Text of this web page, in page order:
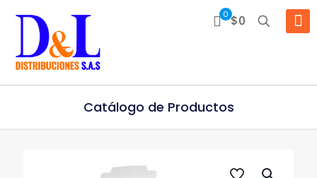
0 $0
Catálogo de Productos